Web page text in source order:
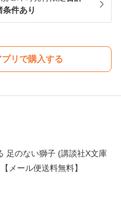
件あり
リで購入する
足のない獅子 (講談社X文庫
メール便送料無料】